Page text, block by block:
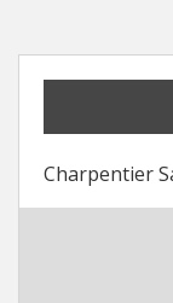
Charpentier